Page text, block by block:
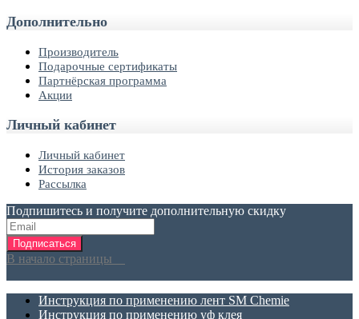
Дополнительно
Производитель
Подарочные сертификаты
Партнёрская программа
Акции
Личный кабинет
Личный кабинет
История заказов
Рассылка
Подпишитесь и получите дополнительную скидку
Подписаться
В начало страницы
Инструкция по применению лент SM Chemie
Инструкция по применению уф клея